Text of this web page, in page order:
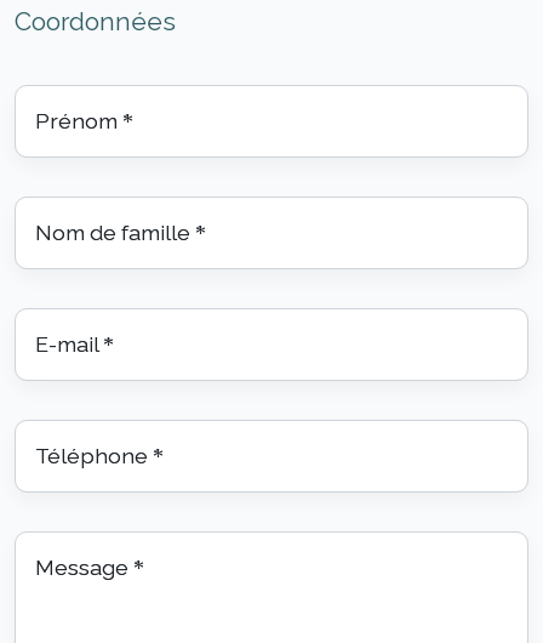
Coordonnées
Prénom *
Nom de famille *
E-mail *
Téléphone *
Message *